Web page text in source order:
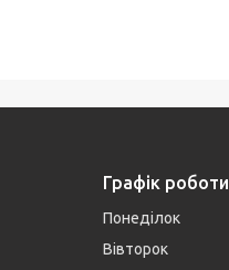
Графік роботи
Понеділок
Вівторок